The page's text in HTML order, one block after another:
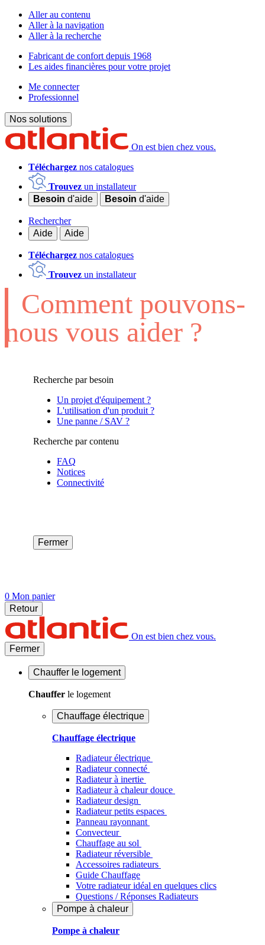
Aller au contenu
Aller à la navigation
Aller à la recherche
Fabricant de confort depuis 1968
Les aides financières pour votre projet
Me connecter
Professionnel
Nos solutions
On est bien chez vous.
Téléchargez nos catalogues
Trouvez un installateur
Besoin d'aide Besoin d'aide
Rechercher
Aide
Aide
Téléchargez nos catalogues
Trouvez un installateur
Comment pouvons-
nous vous aider ?
Recherche par besoin
Un projet d'équipement ?
L'utilisation d'un produit ?
Une panne / SAV ?
Recherche par contenu
FAQ
Notices
Connectivité
Fermer
0 Mon panier
Retour
On est bien chez vous.
Fermer
Chauffer le logement
Chauffer le logement
Chauffage électrique
Chauffage électrique
Radiateur électrique
Radiateur connecté
Radiateur à inertie
Radiateur à chaleur douce
Radiateur design
Radiateur petits espaces
Panneau rayonnant
Convecteur
Chauffage au sol
Radiateur réversible
Accessoires radiateurs
Guide Chauffage
Votre radiateur idéal en quelques clics
Questions / Réponses Radiateurs
Pompe à chaleur
Pompe à chaleur